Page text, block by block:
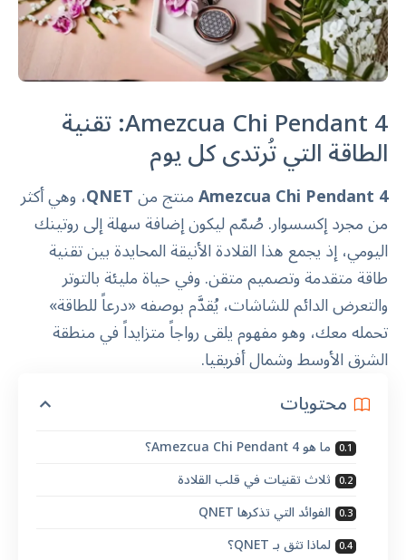
Amezcua Chi Pendant 4: تقنية
الطاقة التي تُرتدى كل يوم
Amezcua Chi Pendant 4منتج منQNET، وهي أكثر
من مجرد إكسسوار. صُمّم ليكون إضافة سهلة إلى روتينك
اليومي، إذ يجمع هذا القلادة الأنيقة المحايدة بين تقنية
طاقة متقدمة وتصميم متقن. وفي حياة مليئة بالتوتر
والتعرض الدائم للشاشات، يُقدَّم بوصفه «درعاً للطاقة»
تحمله معك، وهو مفهوم يلقى رواجاً متزايداً في منطقة
الشرق الأوسط وشمال أفريقيا.
محتويات
ما هو Amezcua Chi Pendant 4؟
ثلاث تقنيات في قلب القلادة
الفوائد التي تذكرها QNET
لماذا تثق بـ QNET؟